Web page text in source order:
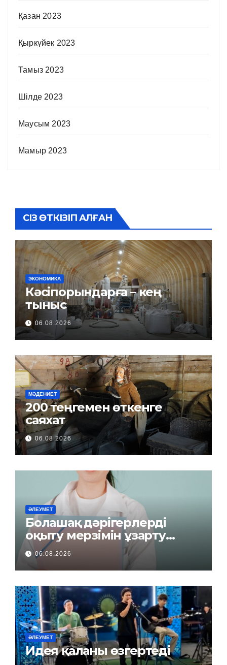
Қазан 2023
Қыркүйек 2023
Тамыз 2023
Шілде 2023
Маусым 2023
Мамыр 2023
СІЗ ӨТКІЗІП АЛҒАН
ЭКОНОМИКА
Кәсіпорындарға – кең
тыныс
06.08.2026
МӘДЕНИЕТ
200 теңгемен өткенге
саяхат
06.08.2026
ӘЛЕУМЕТ
Болашақ дәрігерлерді
оқыту мерзімін ұзарту
керек пе?
06.08.2026
ӘЛЕУМЕТ
Идея қаланы өзгертеді